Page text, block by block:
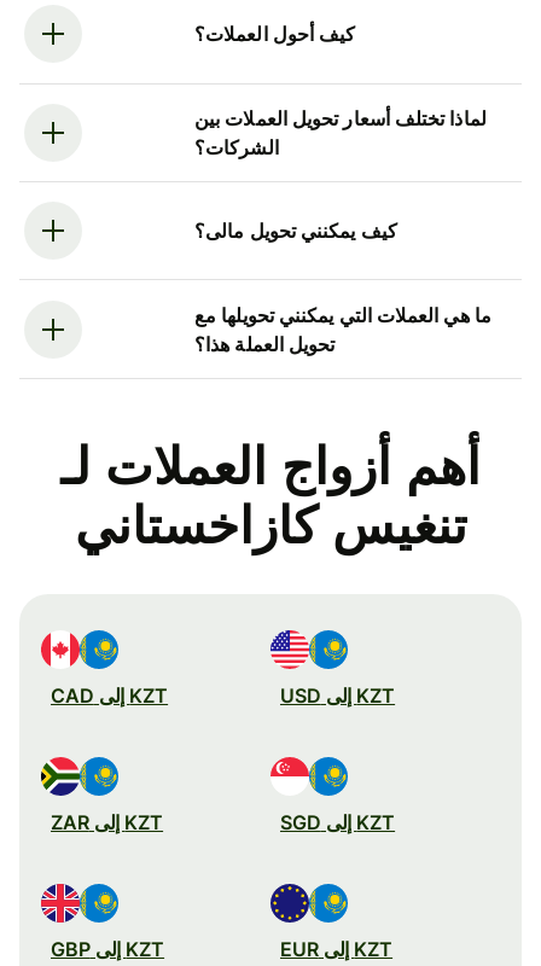
كيف أحول العملات؟
لماذا تختلف أسعار تحويل العملات بين
الشركات؟
كيف يمكنني تحويل مالى؟
ما هي العملات التي يمكنني تحويلها مع
تحويل العملة هذا؟
أهم أزواج العملات لـ
تنغيس كازاخستاني
KZT إلى USD KZT إلى CAD
KZT إلى SGD KZT إلى ZAR
KZT إلى EUR KZT إلى GBP